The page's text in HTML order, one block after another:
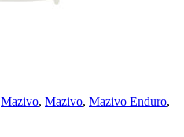
Mazivo, Mazivo, Mazivo Enduro,